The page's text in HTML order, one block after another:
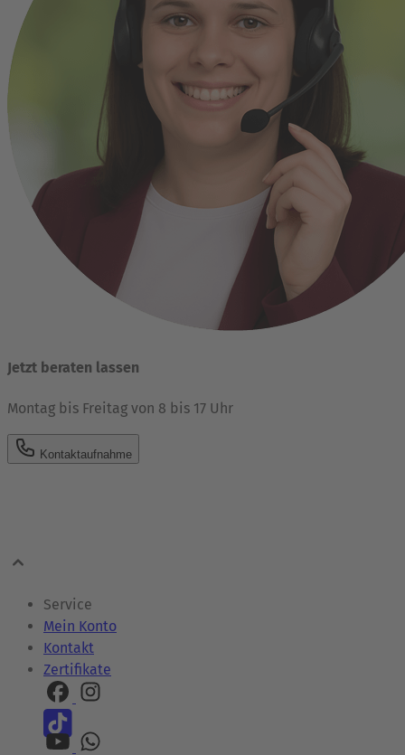
Jetzt beraten lassen
Montag bis Freitag von 8 bis 17 Uhr
Kontaktaufnahme
Service
Mein Konto
Kontakt
Zertifikate